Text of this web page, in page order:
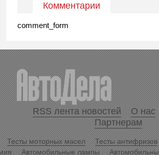
Комментарии
comment_form
RSS лента новостей О нас
Партнерам
Тесты моторных масел Тесты антифризов
Автомобильные лампы